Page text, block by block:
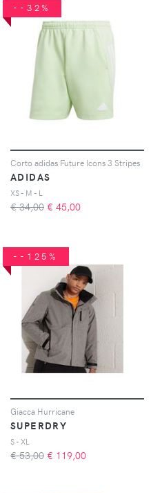
--32%
Corto adidas Future Icons 3 Stripes
ADIDAS
XS - M - L
€ 34,00 € 45,00
--125%
Giacca Hurricane
SUPERDRY
S - XL
€ 53,00 € 119,00